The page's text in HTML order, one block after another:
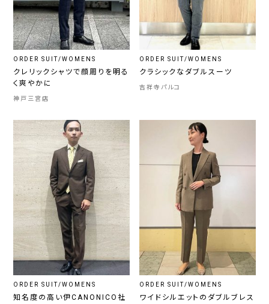
ORDER SUIT/WOMENS
クレリックシャツで顔周りを明る
く爽やかに
神戸三宮店
ORDER SUIT/WOMENS
クラシックなダブルスーツ
吉祥寺パルコ
ORDER SUIT/WOMENS
知名度の高い伊CANONICO社
ORDER SUIT/WOMENS
ワイドシルエットのダブルブレス